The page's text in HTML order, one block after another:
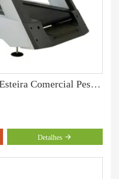
HC-9500W A Melhor Esteira Comercial Pesada
Detalhes